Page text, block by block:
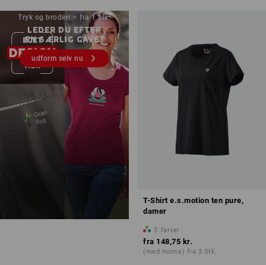
Tryk og broderi – fra 1 stk.
LEDER DU EFTER
EN SÆRLIG GAVE?
udform selv nu
T-Shirt e.s.motion ten pure,
damer
5 farver
fra 148,75 kr.
(med moms) fra 3 Stk.